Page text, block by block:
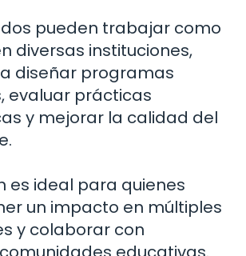
pueden trabajar como
diversas instituciones,
diseñar programas
evaluar prácticas
y mejorar la calidad del
es ideal para quienes
un impacto en múltiples
y colaborar con